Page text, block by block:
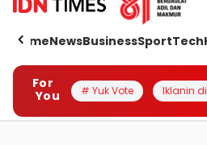
HomeNewsBusinessSportTech
For
You
# Yuk Vote Iklanin di